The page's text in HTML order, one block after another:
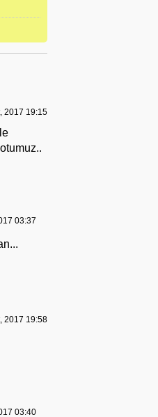
2017 19:15
03:37
2017 19:58
03:40